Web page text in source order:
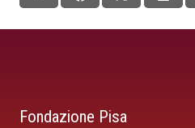
Fondazione Pisa